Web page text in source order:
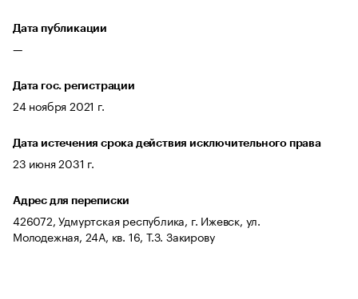
Дата публикации
—
Дата гос. регистрации
24 ноября 2021 г.
Дата истечения срока действия исключительного права
23 июня 2031 г.
Адрес для переписки
426072, Удмуртская республика, г. Ижевск, ул.
Молодежная, 24А, кв. 16, Т.З. Закирову